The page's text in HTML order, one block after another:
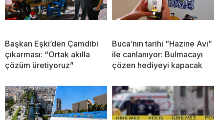
Başkan Eşki’den Çamdibi
çıkarması: “Ortak akılla
çözüm üretiyoruz”
Buca’nın tarihi “Hazine Avı”
ile canlanıyor: Bulmacayı
çözen hediyeyi kapacak